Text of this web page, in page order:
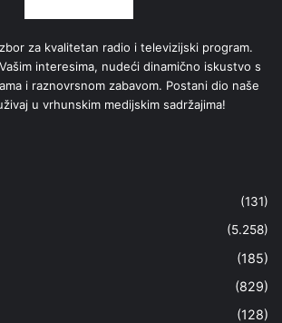
za kvalitetan radio i televizijski program.
interesima, nudeći dinamično iskustvo s
i raznovrsnom zabavom. Postani dio naše
u vrhunskim medijskim sadržajima!
(131)
(5.258)
(185)
(829)
(128)